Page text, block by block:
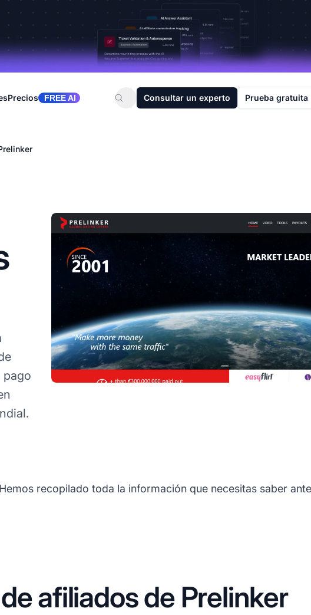
Precios FREE AI Consultar un experto Prueba gratuita
pago
recopilado toda la información que necesitas saber
afiliados de Prelinker